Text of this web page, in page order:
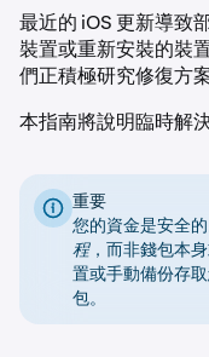
最近的 iOS 更新導致
裝置或重新安裝的裝
們正積極研究修復方案
本指南將說明臨時解
重要
您的資金是安全
程，而非錢包本
置或手動備份存
包。